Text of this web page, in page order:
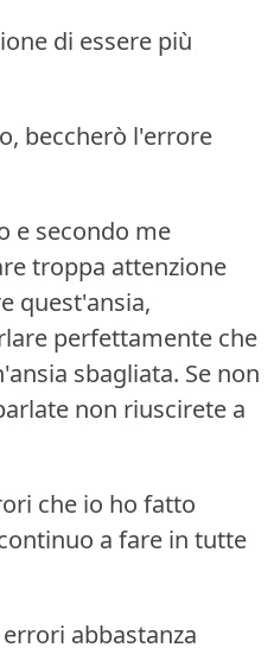
di essere più
beccherò l'errore
e secondo me
troppa attenzione
quest'ansia,
perfettamente che
sbagliata. Se non
non riuscirete a
che io ho fatto
a fare in tutte
abbastanza